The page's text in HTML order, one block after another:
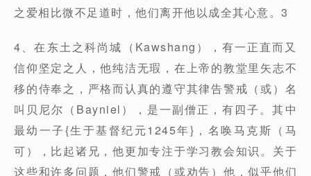
之爱相比微不足道时，他们离开他以成全其心意。3
4、在东土之科尚城（Kawshang），有一正直而又
信仰坚定之人，他纯洁无瑕，在上帝的教堂里矢志不
移的侍奉之，严格而认真的遵守其律告警戒（或）名
叫贝尼尔（Bayniel），是一副僧正，有四子。其中
最幼一子{生于基督纪元1245年}，名唤马克斯（马
可），比起诸兄，他更加专注于学习教会知识。关于
这些和许多问题，他们警戒（或劝告）他，似乎他们